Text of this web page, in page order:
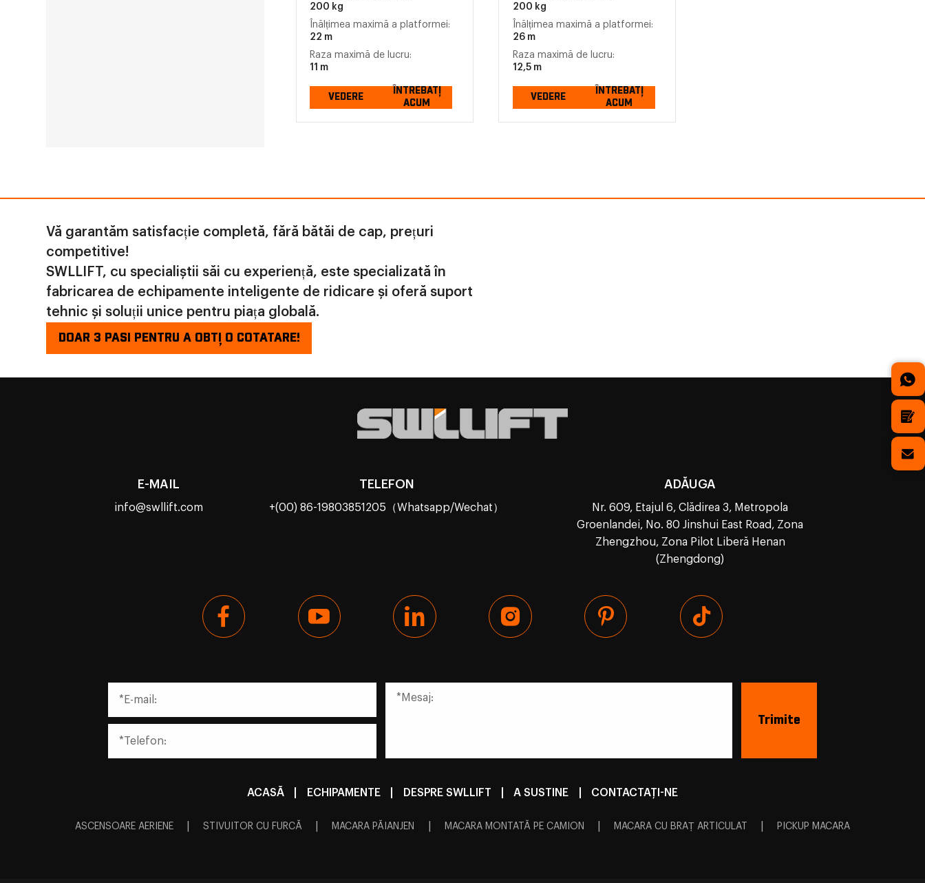
200 kg
Înălțimea maximă a platformei:
22 m
Raza maximă de lucru:
11 m
VEDERE
ÎNTREBAȚI
ACUM
200 kg
Înălțimea maximă a platformei:
26 m
Raza maximă de lucru:
12,5 m
VEDERE
ÎNTREBAȚI
ACUM
Vă garantăm satisfacție completă, fără bătăi de cap, prețuri
competitive!
SWLLIFT, cu specialiștii săi cu experiență, este specializată în
fabricarea de echipamente inteligente de ridicare și oferă suport
tehnic și soluții unice pentru piața globală.
DOAR 3 PASI PENTRU A OBȚI O COTATARE!
E-MAIL
info@swllift.com
TELEFON
+(00) 86-19803851205（Whatsapp/Wechat）
ADĂUGA
Nr. 609, Etajul 6, Clădirea 3, Metropola
Groenlandei, No. 80 Jinshui East Road, Zona
Zhengzhou, Zona Pilot Liberă Henan
(Zhengdong)
ACASĂ ECHIPAMENTE DESPRE SWLLIFT A SUSTINE CONTACTAŢI-NE
ASCENSOARE AERIENE STIVUITOR CU FURCĂ MACARA PĂIANJEN MACARA MONTATĂ PE CAMION MACARA CU BRAȚ ARTICULAT PICKUP MACARA